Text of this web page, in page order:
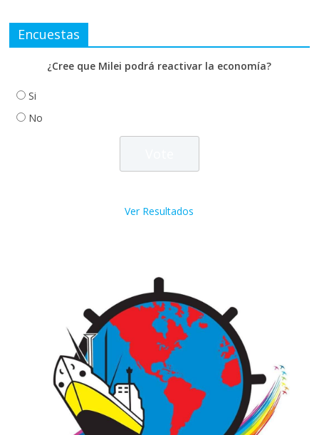
Encuestas
¿Cree que Milei podrá reactivar la economía?
Si
No
Ver Resultados